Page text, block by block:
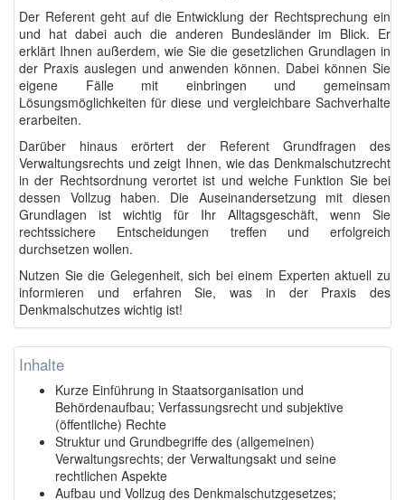
Der Referent geht auf die Entwicklung der Rechtsprechung ein
und hat dabei auch die anderen Bundesländer im Blick. Er
erklärt Ihnen außerdem, wie Sie die gesetzlichen Grundlagen in
der Praxis auslegen und anwenden können. Dabei können Sie
eigene Fälle mit einbringen und gemeinsam
Lösungsmöglichkeiten für diese und vergleichbare Sachverhalte
erarbeiten.
Darüber hinaus erörtert der Referent Grundfragen des
Verwaltungsrechts und zeigt Ihnen, wie das Denkmalschutzrecht
in der Rechtsordnung verortet ist und welche Funktion Sie bei
dessen Vollzug haben. Die Auseinandersetzung mit diesen
Grundlagen ist wichtig für Ihr Alltagsgeschäft, wenn Sie
rechtssichere Entscheidungen treffen und erfolgreich
durchsetzen wollen.
Nutzen Sie die Gelegenheit, sich bei einem Experten aktuell zu
informieren und erfahren Sie, was in der Praxis des
Denkmalschutzes wichtig ist!
Inhalte
Kurze Einführung in Staatsorganisation und
Behördenaufbau; Verfassungsrecht und subjektive
(öffentliche) Rechte
Struktur und Grundbegriffe des (allgemeinen)
Verwaltungsrechts; der Verwaltungsakt und seine
rechtlichen Aspekte
Aufbau und Vollzug des Denkmalschutzgesetzes;